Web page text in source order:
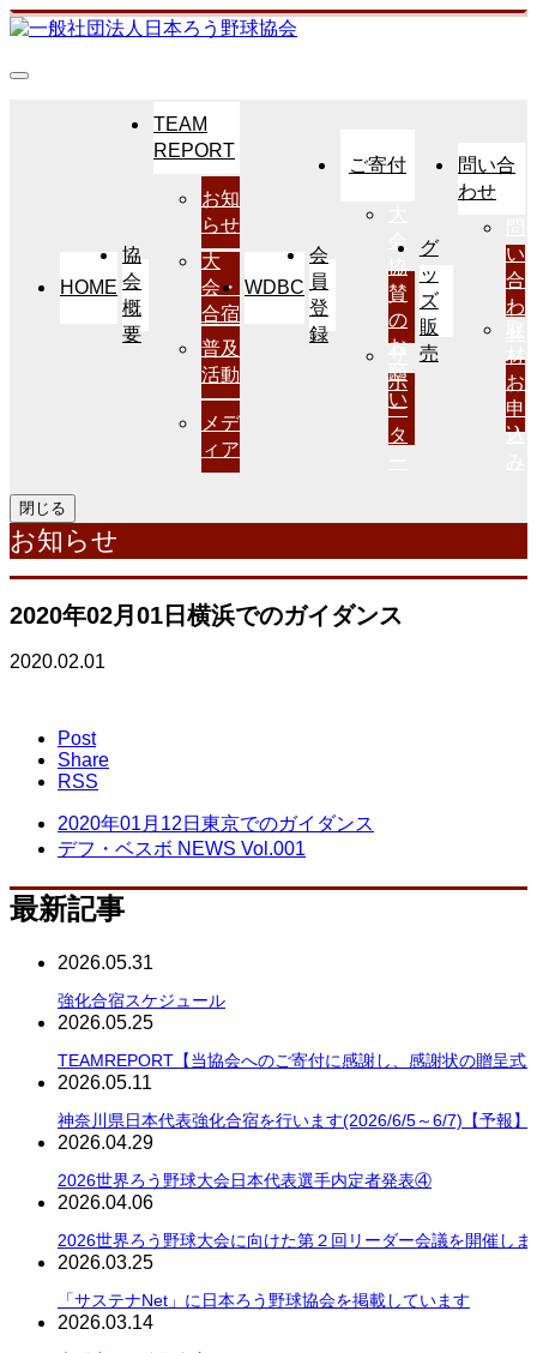
HOME
協
会
概
要
TEAM
REPORT
お知
らせ
大
会・
合宿
普及
活動
メデ
ィア
WDBC
会
員
登
録
ご寄付
協
賛
の
お
願
い
ポ
ー
タ
グ
ッ
ズ
販
売
問い合
わせ
い
合
わ
材
お
申
込
閉じる
お知らせ
2020年02月01日横浜でのガイダンス
2020.02.01
Post
Share
RSS
2020年01月12日東京でのガイダンス
デフ・ベスボ NEWS Vol.001
最新記事
2026.05.31
強化合宿スケジュール
2026.05.25
TEAMREPORT【当協会へのご寄付に感謝し、感謝状の贈呈式
2026.05.11
神奈川県日本代表強化合宿を行います(2026/6/5～6/7)【予報】
2026.04.29
2026世界ろう野球大会日本代表選手内定者発表④
2026.04.06
2026世界ろう野球大会に向けた第２回リーダー会議を開催しま
2026.03.25
「サステナNet」に日本ろう野球協会を掲載しています
2026.03.14